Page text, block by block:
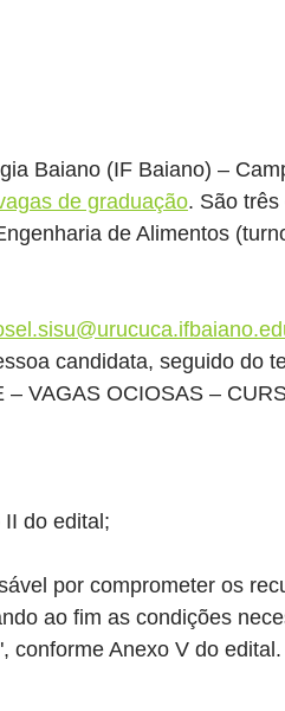
Baiano (IF Baiano) –
de graduação. São três
de Alimentos
candidata, seguido do
VAGAS OCIOSAS –
do edital;
por comprometer os
ao fim as condições
conforme Anexo V do edital.